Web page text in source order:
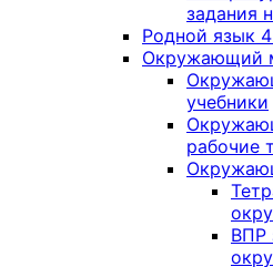
задания
Родной язык
Окружающий
учебники
рабочие
ВПР